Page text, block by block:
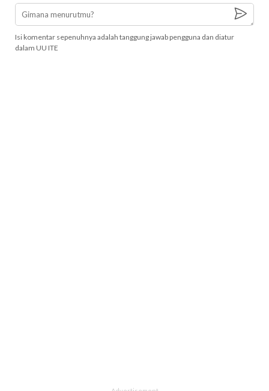
Isi komentar sepenuhnya adalah tanggung jawab pengguna dan diatur
dalam UU ITE